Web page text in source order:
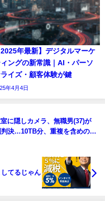
2025年最新】デジタルマーケ
ングの新常識｜AI・パーソ
イズ・顧客体験が鍵
年4月4日
室に隠しカメラ、無職男(37)が
決…10TB分、重複を含めのべ
てるじゃん